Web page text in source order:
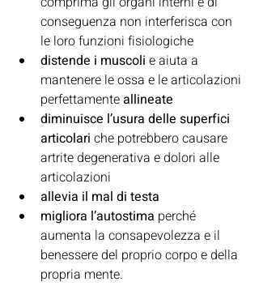
conseguenza non interferisca con
le loro funzioni fisiologiche
distende i muscoli e aiuta a
mantenere le ossa e le articolazioni
perfettamente allineate
diminuisce l’usura delle superfici
articolari che potrebbero causare
artrite degenerativa e dolori alle
articolazioni
allevia il mal di testa
migliora l’autostima perché
aumenta la consapevolezza e il
benessere del proprio corpo e della
propria mente.